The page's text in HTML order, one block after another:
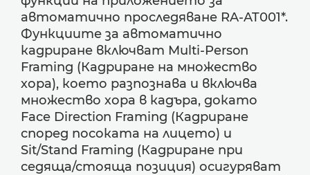
автоматично проследяване RA-AT001*.
Функциите за автоматично
кадриране включват Multi-Person
Framing (Кадриране на множество
хора), което разпознава и включва
множество хора в кадъра, докато
Face Direction Framing (Кадриране
според посоката на лицето) и
Sit/Stand Framing (Кадриране при
седяща/стояща позиция) осигуряват